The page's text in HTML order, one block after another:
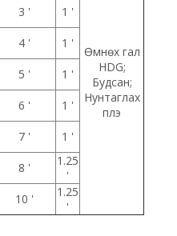
Өмнөх гал
HDG;
Будсан;
Нунтаглах
плэ
3 '
1 '
4 '
1 '
5 '
1 '
6 '
1 '
7 '
1 '
8 '
1.25
'
10 '
1.25
'